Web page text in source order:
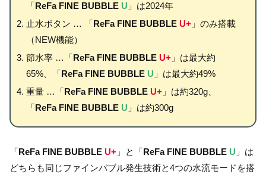
「ReFa FINE BUBBLE U 」は2024年
止水ボタン … 「ReFa FINE BUBBLE U+」のみ搭載
（NEW機能）
節水率 …「ReFa FINE BUBBLE U+」は最大約
65%、「ReFa FINE BUBBLE U 」は最大約49%
重量 …「ReFa FINE BUBBLE U+」は約320g、
「ReFa FINE BUBBLE U 」は約300g
「ReFa FINE BUBBLE U+ 」と「ReFa FINE BUBBLE U 」は
どちらも同じファインバブル発生技術と4つの水流モードを搭